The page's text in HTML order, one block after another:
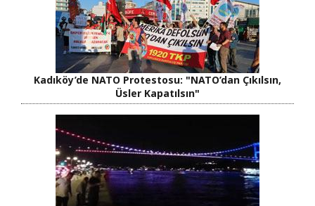
Kadıköy’de NATO Protestosu: "NATO’dan Çıkılsın,
Üsler Kapatılsın"